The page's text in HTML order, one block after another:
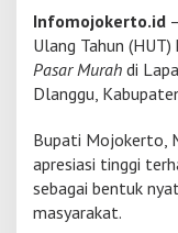
r
M
u
r
a
H
T
k
Infomojokerto.id
Ulang Tahun
Pasar Murah di
Dlanggu,
Bupati Mojokerto,
apresiasi tinggi
sebagai bentuk
masyarakat.